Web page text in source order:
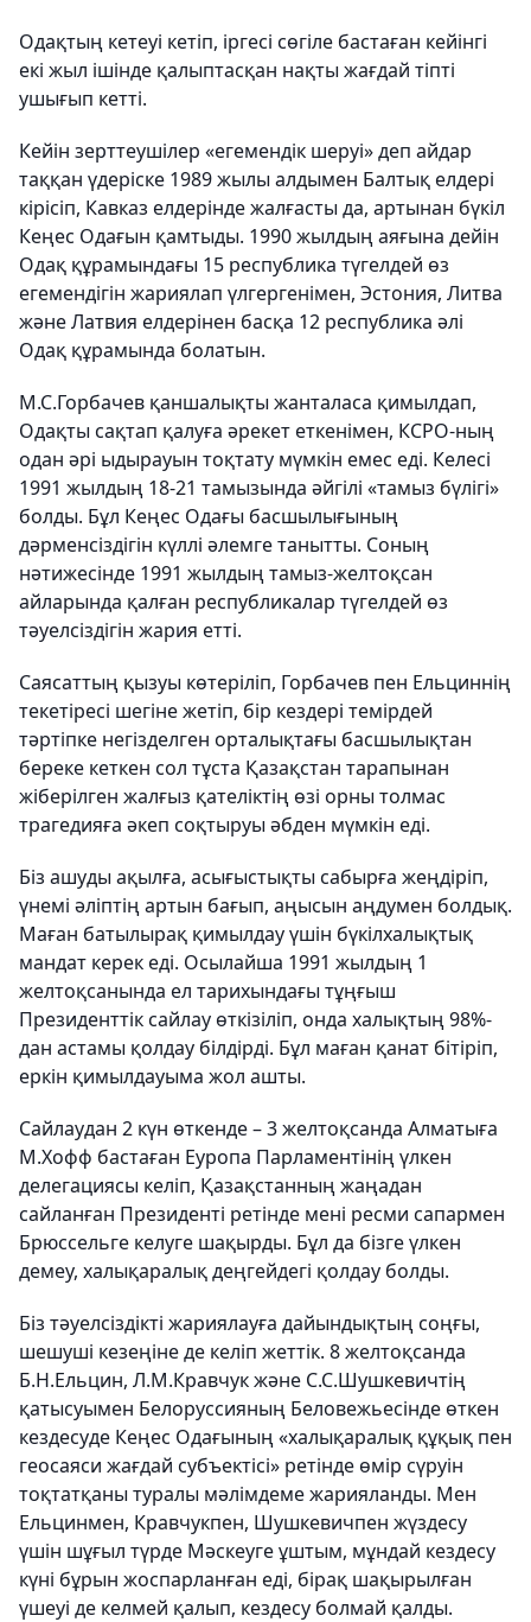
Одақтың кетеуі кетіп, іргесі сөгіле бастаған кейінгі
екі жыл ішінде қалыптасқан нақты жағдай тіпті
ушығып кетті.
Кейін зерттеушілер «егемендік шеруі» деп айдар
таққан үдеріске 1989 жылы алдымен Балтық елдері
кірісіп, Кавказ елдерінде жалғасты да, артынан бүкіл
Кеңес Одағын қамтыды. 1990 жылдың аяғына дейін
Одақ құрамындағы 15 республика түгелдей өз
егемендігін жариялап үлгергенімен, Эстония, Литва
және Латвия елдерінен басқа 12 республика әлі
Одақ құрамында болатын.
М.С.Горбачев қаншалықты жанталаса қимылдап,
Одақты сақтап қалуға әрекет еткенімен, КСРО-ның
одан әрі ыдырауын тоқтату мүмкін емес еді. Келесі
1991 жылдың 18-21 тамызында әйгілі «тамыз бүлігі»
болды. Бұл Кеңес Одағы басшылығының
дәрменсіздігін күллі әлемге танытты. Соның
нәтижесінде 1991 жылдың тамыз-желтоқсан
айларында қалған республикалар түгелдей өз
тәуелсіздігін жария етті.
Саясаттың қызуы көтеріліп, Горбачев пен Ельциннің
текетіресі шегіне жетіп, бір кездері темірдей
тәртіпке негізделген орталықтағы басшылықтан
береке кеткен сол тұста Қазақстан тарапынан
жіберілген жалғыз қателіктің өзі орны толмас
трагедияға әкеп соқтыруы әбден мүмкін еді.
Біз ашуды ақылға, асығыстықты сабырға жеңдіріп,
үнемі әліптің артын бағып, аңысын аңдумен болдық.
Маған батылырақ қимылдау үшін бүкілхалықтық
мандат керек еді. Осылайша 1991 жылдың 1
желтоқсанында ел тарихындағы тұңғыш
Президенттік сайлау өткізіліп, онда халықтың 98%-
дан астамы қолдау білдірді. Бұл маған қанат бітіріп,
еркін қимылдауыма жол ашты.
Сайлаудан 2 күн өткенде – 3 желтоқсанда Алматыға
М.Хофф бастаған Еуропа Парламентінің үлкен
делегациясы келіп, Қазақстанның жаңадан
сайланған Президенті ретінде мені ресми сапармен
Брюссельге келуге шақырды. Бұл да бізге үлкен
демеу, халықаралық деңгейдегі қолдау болды.
Біз тәуелсіздікті жариялауға дайындықтың соңғы,
шешуші кезеңіне де келіп жеттік. 8 желтоқсанда
Б.Н.Ельцин, Л.М.Кравчук және С.С.Шушкевичтің
қатысуымен Белоруссияның Беловежьесінде өткен
кездесуде Кеңес Одағының «халықаралық құқық пен
геосаяси жағдай субъектісі» ретінде өмір сүруін
тоқтатқаны туралы мәлімдеме жарияланды. Мен
Ельцинмен, Кравчукпен, Шушкевичпен жүздесу
үшін шұғыл түрде Мәскеуге ұштым, мұндай кездесу
күні бұрын жоспарланған еді, бірақ шақырылған
үшеуі де келмей қалып, кездесу болмай қалды.